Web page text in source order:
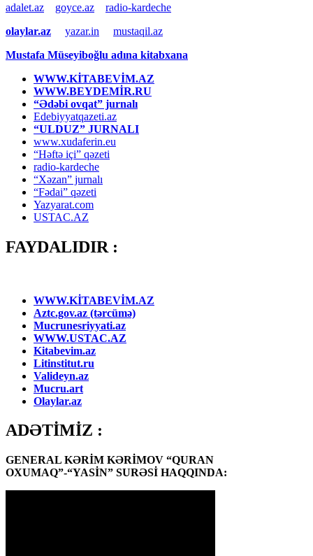
adalet.az
goyce.az
radio-kardeche
olaylar.az
yazar.in
mustaqil.az
Mustafa Müseyiboğlu adına kitabxana
WWW.KİTABEVİM.AZ
WWW.BEYDEMİR.RU
“Ədəbi ovqat” jurnalı
Edebiyyatqazeti.az
“ULDUZ” JURNALI
www.xudaferin.eu
“Həftə içi” qəzeti
radio-kardeche
“Xəzan” jurnalı
“Fədai” qəzeti
Yazyarat.com
USTAC.AZ
FAYDALIDIR :
WWW.KİTABEVİM.AZ
Aztc.gov.az (tərcümə)
Mucrunesriyyati.az
WWW.USTAC.AZ
Kitabevim.az
Litinstitut.ru
Valideyn.az
Mucru.art
Olaylar.az
ADƏTİMİZ :
GENERAL KƏRİM KƏRİMOV “QURAN
OXUMAQ”-“YASİN” SURƏSİ HAQQINDA: